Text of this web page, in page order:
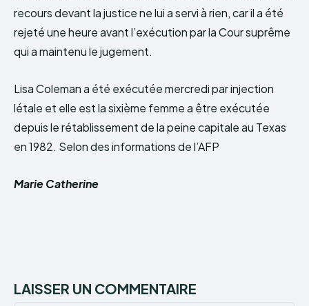
recours devant la justice ne lui a servi à rien, car il a été
rejeté une heure avant l’exécution par la Cour suprême
qui a maintenu le jugement.
Lisa Coleman a été exécutée mercredi par injection
létale et elle est la sixième femme a être exécutée
depuis le rétablissement de la peine capitale au Texas
en 1982. Selon des informations de l’AFP
Marie Catherine
LAISSER UN COMMENTAIRE